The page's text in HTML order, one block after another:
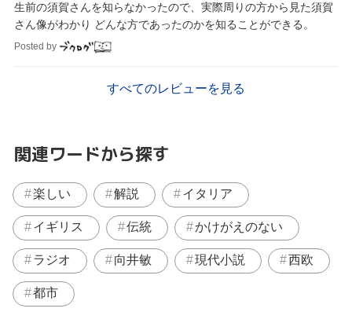
生前の須賀さんを知らなかったので、実際周りの方から見た須賀
さん像がわかり どんな方であったのかを知ることができる。
Posted by
すべてのレビューを見る
関連ワードから探す
楽しい 解説 イタリア
イギリス 伝統 かけがえのない
ラジオ 向井敏 現代小説 西欧
都市